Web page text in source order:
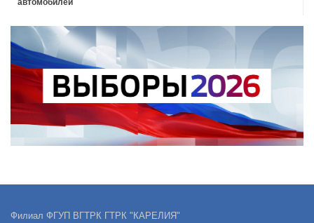
Филиал ФГУП ВГТРК ГТРК "КАРЕЛИЯ"